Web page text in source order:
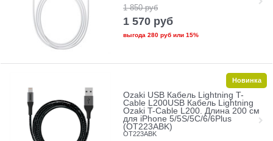
1 850 руб
1 570 руб
выгода 280 рубили 15%
Ozaki USB Кабель Lightning T-
Cable L200USB Кабель Lightning
Ozaki T-Cable L200. Длина 200 см
для iPhone 5/5S/5C/6/6Plus
(OT223ABK)
OT223ABK
Новинка